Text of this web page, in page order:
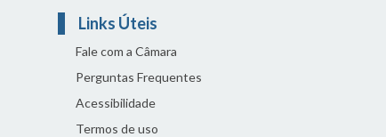
Links Úteis
Fale com a Câmara
Perguntas Frequentes
Acessibilidade
Termos de uso